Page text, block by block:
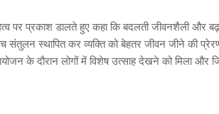
पर प्रकाश डालते हुए कहा कि बदलती जीवनशैली और
स्थापित कर व्यक्ति को बेहतर जीवन जीने की
के दौरान लोगों में विशेष उत्साह देखने को मिला और